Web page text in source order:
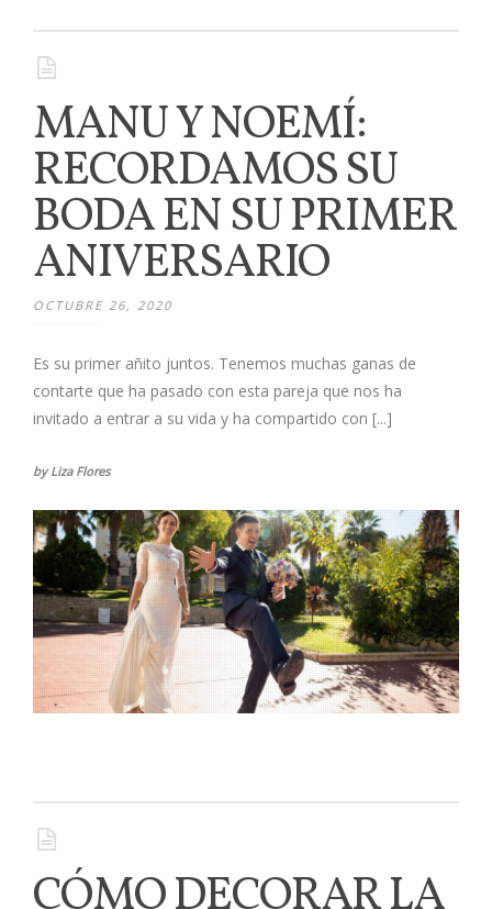
MANU Y NOEMÍ:
RECORDAMOS SU
BODA EN SU PRIMER
ANIVERSARIO
OCTUBRE 26, 2020
Es su primer añito juntos. Tenemos muchas ganas de
contarte que ha pasado con esta pareja que nos ha
invitado a entrar a su vida y ha compartido con [...]
by Liza Flores